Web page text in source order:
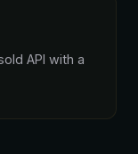
API with a